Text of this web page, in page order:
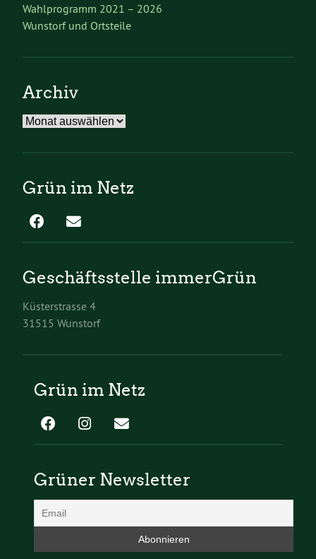
Wahlprogramm 2021 – 2026
Wunstorf und Ortsteile
Archiv
Archiv
Grün im Netz
Geschäftsstelle immerGrün
Küsterstrasse 4
31515 Wunstorf
Grün im Netz
Grüner Newsletter